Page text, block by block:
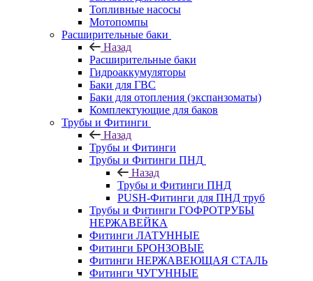
Топливные насосы
Мотопомпы
Расширительные баки
Назад
Расширительные баки
Гидроаккумуляторы
Баки для ГВС
Баки для отопления (экспанзоматы)
Комплектующие для баков
Трубы и Фитинги
Назад
Трубы и Фитинги
Трубы и Фитинги ПНД
Назад
Трубы и Фитинги ПНД
PUSH-Фитинги для ПНД труб
Трубы и Фитинги ГОФРОТРУБЫ
НЕРЖАВЕЙКА
Фитинги ЛАТУННЫЕ
Фитинги БРОНЗОВЫЕ
Фитинги НЕРЖАВЕЮЩАЯ СТАЛЬ
Фитинги ЧУГУННЫЕ